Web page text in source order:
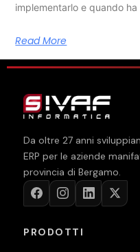
implementarlo e quando
Read More
Da oltre 27 anni
ERP per le aziende
provincia di Bergamo.
PRODOTTI